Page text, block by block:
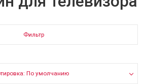
Фильтр
По умолчанию